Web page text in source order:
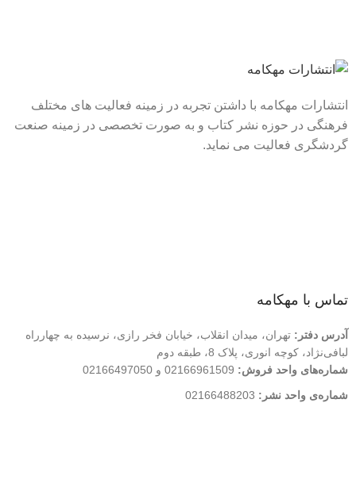
انتشارات مهکامه با داشتن تجربه در زمینه فعالیت های مختلف
فرهنگی در حوزه نشر کتاب و به صورت تخصصی در زمینه صنعت
گردشگری فعالیت می نماید.
تماس با مهکامه
آدرس دفتر: تهران، میدان انقلاب، خیابان فخر رازی، نرسیده به چهارراه
لبافی‌نژاد، کوچه انوری، پلاک 8، طبقه دوم
شماره‌های واحد فروش: 02166961509 و 02166497050
شماره‌‌ی واحد نشر: